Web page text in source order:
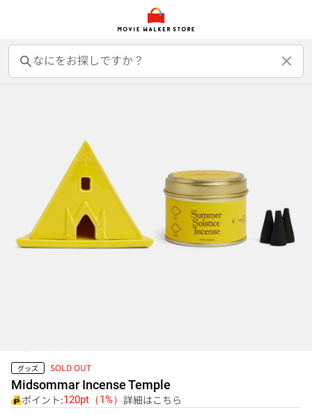
前売オンライン券 前売カード券 グッズ
グッズ SOLD OUT
Midsommar Incense Temple
ポイント:120pt（1%） 詳細はこちら